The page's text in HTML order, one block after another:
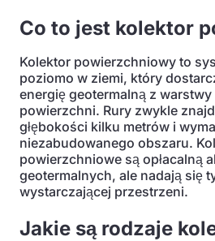
Co to jest kolektor
Kolektor powierzchniowy to
poziomo w ziemi, który
energię geotermalną z
powierzchni. Rury zwykle
głębokości kilku metrów i
niezabudowanego obszaru.
powierzchniowe są opłacalną
geotermalnych, ale nadają się
wystarczającej przestrzeni.
Jakie są rodzaje